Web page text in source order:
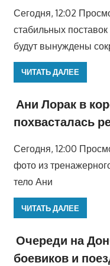
Сегодня, 12:02
стабильных
будут вынуждены
ЧИТАТЬ ДАЛЕЕ
Ани Лорак в
похвасталась
Сегодня, 12:00
фото из
тело Ани
ЧИТАТЬ ДАЛЕЕ
Очереди на
боевиков и